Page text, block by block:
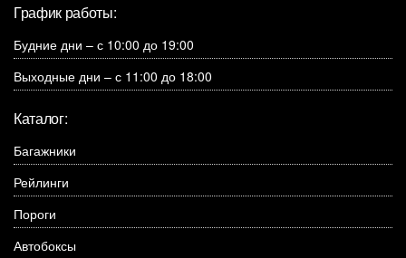
График работы:
Будние дни – с 10:00 до 19:00
Выходные дни – с 11:00 до 18:00
Каталог:
Багажники
Рейлинги
Пороги
Автобоксы